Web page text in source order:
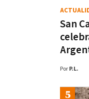
San
Por P.L.